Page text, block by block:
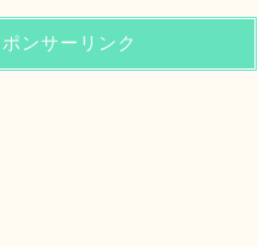
ポンサーリンク